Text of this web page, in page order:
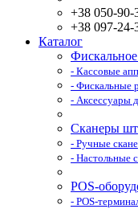
+38 050-90-
+38 097-24-
Каталог
- Кассовые
- Фискальные
- Аксессуары
Сканеры
- Ручные
- Настольные
POS-
- POS-